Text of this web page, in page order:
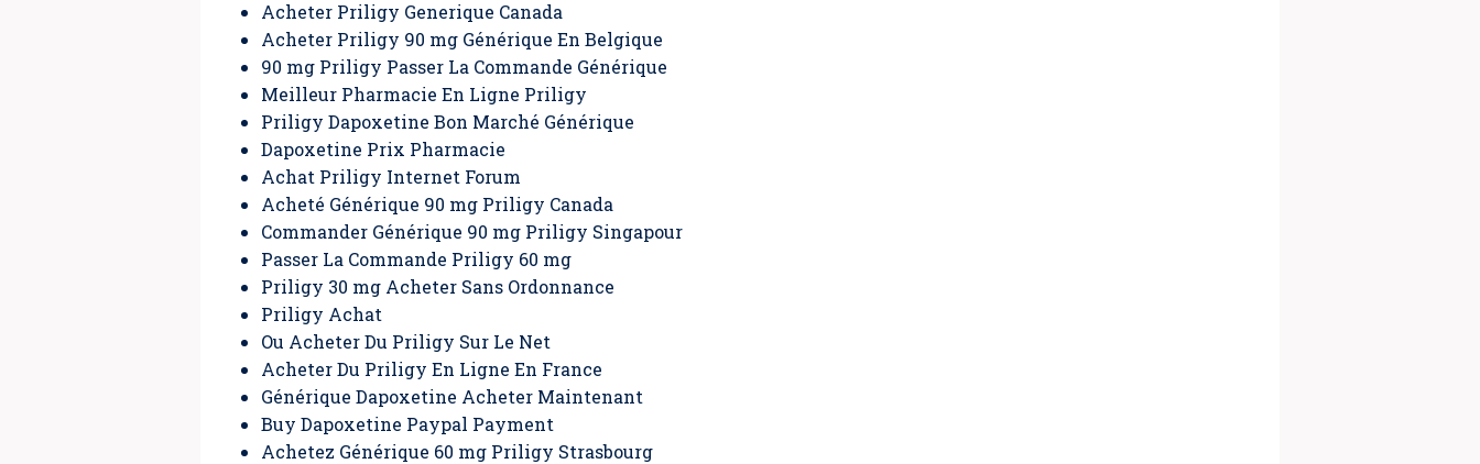
Acheter Priligy Generique Canada
Acheter Priligy 90 mg Générique En Belgique
90 mg Priligy Passer La Commande Générique
Meilleur Pharmacie En Ligne Priligy
Priligy Dapoxetine Bon Marché Générique
Dapoxetine Prix Pharmacie
Achat Priligy Internet Forum
Acheté Générique 90 mg Priligy Canada
Commander Générique 90 mg Priligy Singapour
Passer La Commande Priligy 60 mg
Priligy 30 mg Acheter Sans Ordonnance
Priligy Achat
Ou Acheter Du Priligy Sur Le Net
Acheter Du Priligy En Ligne En France
Générique Dapoxetine Acheter Maintenant
Buy Dapoxetine Paypal Payment
Achetez Générique 60 mg Priligy Strasbourg